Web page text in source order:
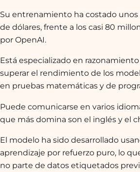
Su entrenamiento ha costado unos
de dólares, frente a los casi 80
por OpenAI.
Está especializado en razonamiento
superar el rendimiento de los
en pruebas matemáticas y de
Puede comunicarse en varios
que más domina son el inglés y el
El modelo ha sido desarrollado
aprendizaje por refuerzo puro, lo
no parte de datos etiquetados